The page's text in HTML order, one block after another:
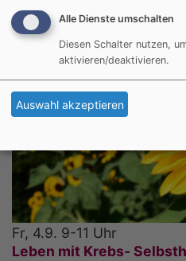
Fr, 4.9. 9-11 Uhr
Leben mit Krebs-
Alle Dienste umschalten
Diesen Schalter nutzen,
aktivieren/deaktivieren.
Auswahl akzeptieren